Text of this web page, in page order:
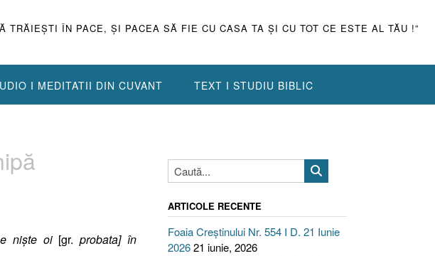
TRĂIEŞTI ÎN PACE, ŞI PACEA SĂ FIE CU CASA TA ŞI CU TOT CE ESTE AL TĂU !”
I MEDITATII DIN CUVANT TEXT I STUDIU BIBLIC
nişte oi [gr.probata]în
ARTICOLE RECENTE
Foaia Creștinului Nr. 554 I D. 21 Iunie
202621 iunie, 2026